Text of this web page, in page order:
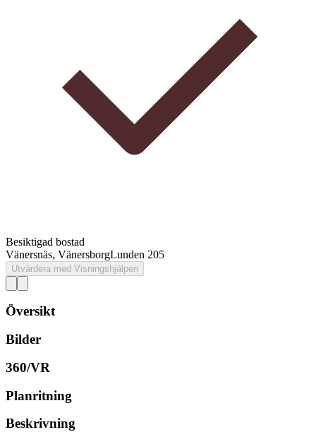
Besiktigad bostad
Vänersnäs, VänersborgLunden 205
Utvärdera med Visningshjälpen
Översikt
Bilder
360/VR
Planritning
Beskrivning